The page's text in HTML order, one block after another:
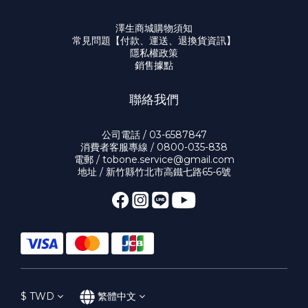
澤生商城購物須知
常見問題【付款、運送、退換貨資訊】
隱私權政策
銷售據點
聯絡我們
公司電話 / 03-6587847
消費者客服專線 / 0800-035-838
電郵 / tobone.service@gmail.com
地址 / 新竹縣竹北市高鐵七路65-6號
$ TWD 繁體中文